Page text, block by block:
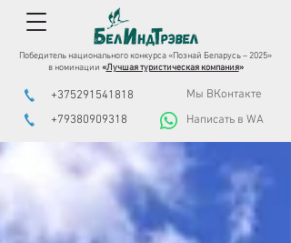
Победитель национального конкурса «Познай Беларусь – 2025»
в номинации «Лучшая туристическая компания»
+375291541818
Мы ВКонтакте
+79380909318
Написать в WA